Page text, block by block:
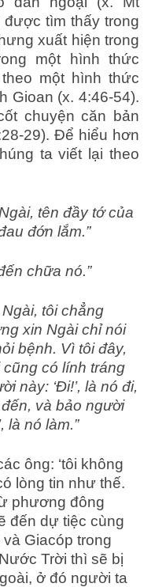
được tìm thấy trong
xuất hiện trong
một hình thức
một hình thức
Gioan (x. 4:46-54).
chuyện căn bản
29). Để hiểu hơn
ta viết lại theo
tên đầy tớ của
đớn lắm.”
chữa nó.”
tôi chẳng
xin Ngài chỉ nói
bệnh. Vì tôi đây,
có lính tráng
này: ‘Đi!’, là nó đi,
đến, và bảo người
là nó làm.”
ông: ‘tôi không
lòng tin như thế.
phương đông
đến dự tiệc cùng
Giacóp trong
Trời thì sẽ bị
ở đó người ta